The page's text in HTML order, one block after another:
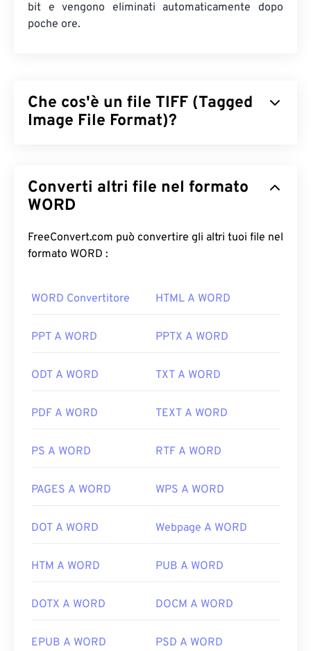
bit e vengono eliminati automaticamente dopo
poche ore.
Che cos'è un file TIFF (Tagged
Image File Format)?
più comuni. L'uso più diffuso dei file TIFF è nella
pubblicità digitale e nel desktop publishing. La
questo formato la flessibilità necessaria per
fungere dacontenitore
macOS. Un programma gratuito e indipendente
utilizzare il nostro convertitore da TIFF a JPG
GNU Image Manipulation Program (GIMP
i file TIFF.
Data di uscita iniziale:
1986
https://www.adobe.com/creativecloud/file-
Converti altri file nel formato
WORD
FreeConvert.com può convertire gli altri tuoi file nel
formato WORD :
WORD Convertitore HTML A WORD
PPT A WORD PPTX A WORD
ODT A WORD TXT A WORD
PDF A WORD TEXT A WORD
PS A WORD RTF A WORD
PAGES A WORD WPS A WORD
DOT A WORD Webpage A WORD
HTM A WORD PUB A WORD
DOTX A WORD DOCM A WORD
EPUB A WORD PSD A WORD